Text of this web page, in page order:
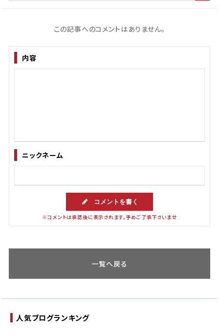
この記事へのコメントはありません。
ニックネーム
内容
コメントを書く
※コメントは承認後に表示されます。予めご了承下さいませ
一覧へ戻る
人気ブログランキング